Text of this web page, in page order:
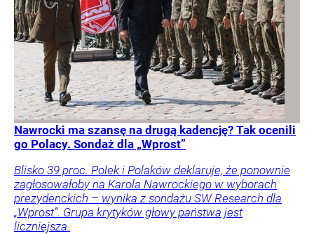
Nawrocki ma szansę na drugą kadencję? Tak ocenili
go Polacy. Sondaż dla „Wprost”
Blisko 39 proc. Polek i Polaków deklaruje, że ponownie
zagłosowałoby na Karola Nawrockiego w wyborach
prezydenckich – wynika z sondażu SW Research dla
„Wprost”. Grupa krytyków głowy państwa jest
liczniejsza.